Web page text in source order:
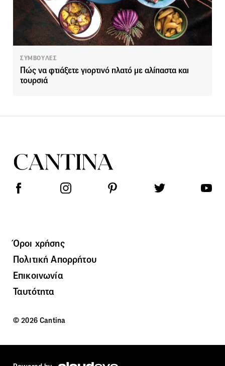
ΣΥΜΒΟΥΛΕΣ
Πώς να φτιάξετε γιορτινό πλατό με αλίπαστα και
τουρσιά
Όροι χρήσης
Πολιτική Απορρήτου
Επικοινωνία
Ταυτότητα
© 2026 Cantina